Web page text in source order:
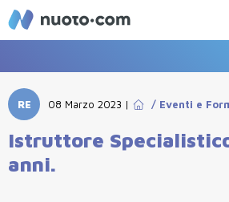
RE 08 Marzo 2023 | / Eventi e
Istruttore
anni.